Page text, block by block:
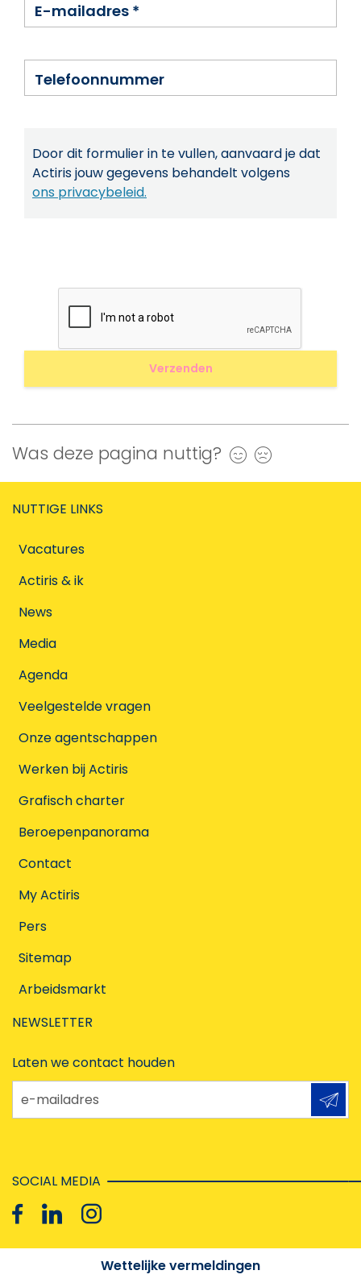
E-mailadres *
Telefoonnummer
Door dit formulier in te vullen, aanvaard je dat
Actiris jouw gegevens behandelt volgens
ons privacybeleid.
Was deze pagina nuttig? Ja
NUTTIGE LINKS
Vacatures
Actiris & ik
News
Media
Agenda
Veelgestelde vragen
Onze agentschappen
Werken bij Actiris
Grafisch charter
Beroepenpanorama
Contact
My Actiris
Pers
Sitemap
Arbeidsmarkt
NEWSLETTER
Laten we contact houden
e-mailadres
SOCIAL MEDIA
Wettelijke vermeldingen